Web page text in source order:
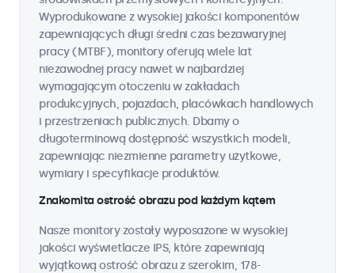
Wyprodukowane z wysokiej jakości komponentów
zapewniających długi średni czas bezawaryjnej
pracy (MTBF), monitory oferują wiele lat
niezawodnej pracy nawet w najbardziej
wymagającym otoczeniu w zakładach
produkcyjnych, pojazdach, placówkach handlowych
i przestrzeniach publicznych. Dbamy o
długoterminową dostępność wszystkich modeli,
zapewniając niezmienne parametry użytkowe,
wymiary i specyfikacje produktów.
Znakomita ostrość obrazu pod każdym kątem
Nasze monitory zostały wyposażone w wysokiej
jakości wyświetlacze IPS, które zapewniają
wyjątkową ostrość obrazu z szerokim, 178-